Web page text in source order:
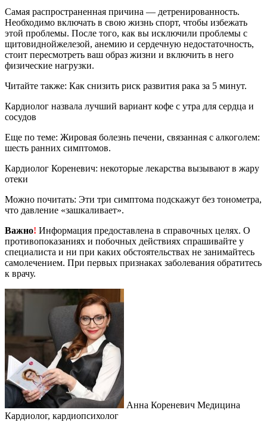
Самая распространенная причина — детренированность.
Необходимо включать в свою жизнь спорт, чтобы избежать
этой проблемы. После того, как вы исключили проблемы с
щитовиднойжелезой, анемию и сердечную недостаточность,
стоит пересмотреть ваш образ жизни и включить в него
физические нагрузки.
Читайте также: Как снизить риск развития рака за 5 минут.
Кардиолог назвала лучший вариант кофе с утра для сердца и
сосудов
Еще по теме: Жировая болезнь печени, связанная с алкоголем:
шесть ранних симптомов.
Кардиолог Кореневич: некоторые лекарства вызывают в жару
отеки
Можно почитать: Эти три симптома подскажут без тонометра,
что давление «зашкаливает».
Важно! Информация предоставлена в справочных целях. О
противопоказаниях и побочных действиях спрашивайте у
специалиста и ни при каких обстоятельствах не занимайтесь
самолечением. При первых признаках заболевания обратитесь
к врачу.
Анна Кореневич Медицина
Кардиолог, кардиопсихолог